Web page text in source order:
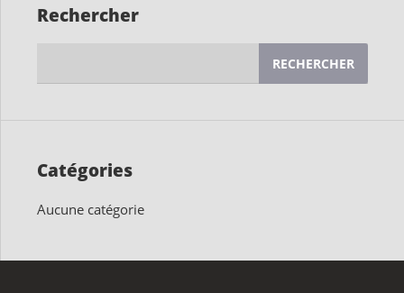
Rechercher
Catégories
Aucune catégorie